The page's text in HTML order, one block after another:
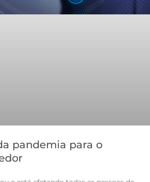
pandemia para o